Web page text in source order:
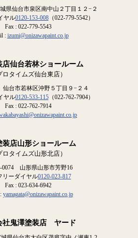
県仙台市泉区南中山２丁目１２−２
ヤル0120-153-008（022-779-5542）
Fax : 022-779-5543
: izumi@onizawapaint.co.jp
店仙台若林ショールーム
ロタイムズ仙台東店）
台市若林区沖野５丁目９−２４
ヤル0120-533-115（022-762-7904）
Fax : 022-762-7914
装店山形ショールーム
ロタイムズ山形北店）
0074 山形県山形市芳野16
リーダイヤル0120-023-817
Fax : 023-634-6942
yamagata@onizawapaint.co.jp
社鬼澤塗装店 ヤード